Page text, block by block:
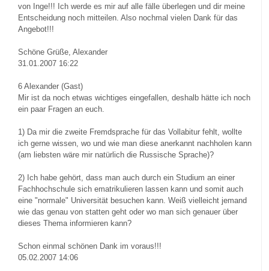
von Inge!!! Ich werde es mir auf alle fälle überlegen und dir meine
Entscheidung noch mitteilen. Also nochmal vielen Dank für das
Angebot!!!
Schöne Grüße, Alexander
31.01.2007 16:22
6 Alexander (Gast)
Mir ist da noch etwas wichtiges eingefallen, deshalb hätte ich noch
ein paar Fragen an euch.
1) Da mir die zweite Fremdsprache für das Vollabitur fehlt, wollte
ich gerne wissen, wo und wie man diese anerkannt nachholen kann
(am liebsten wäre mir natürlich die Russische Sprache)?
2) Ich habe gehört, dass man auch durch ein Studium an einer
Fachhochschule sich ematrikulieren lassen kann und somit auch
eine "normale" Universität besuchen kann. Weiß vielleicht jemand
wie das genau von statten geht oder wo man sich genauer über
dieses Thema informieren kann?
Schon einmal schönen Dank im voraus!!!
05.02.2007 14:06